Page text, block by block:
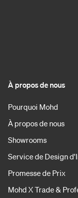
À propos de nous
Pourquoi Mohd
À propos de nous
Showrooms
Service de Design
Promesse de Prix
Mohd X Trade &